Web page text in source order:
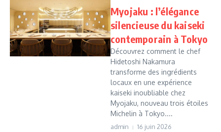
Myojaku : l’élégance
silencieuse du kaiseki
contemporain à Tokyo
Découvrez comment le chef
Hidetoshi Nakamura
transforme des ingrédients
locaux en une expérience
kaiseki inoubliable chez
Myojaku, nouveau trois étoiles
Michelin à Tokyo....
admin 16 juin 2026